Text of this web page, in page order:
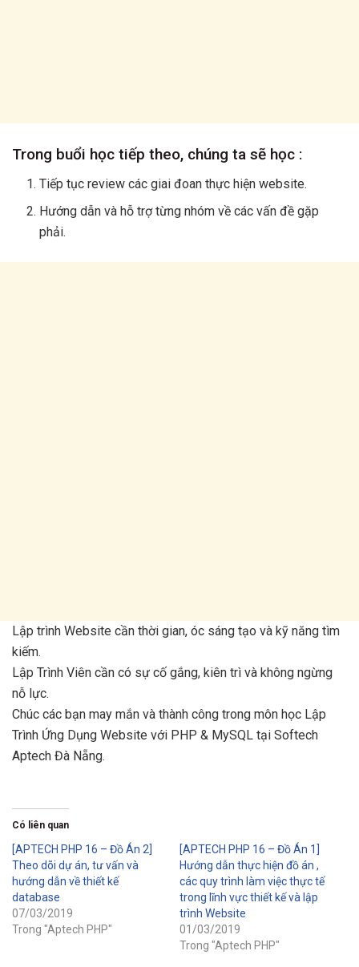
Trong buổi học tiếp theo, chúng ta sẽ học :
Tiếp tục review các giai đoan thực hiện website.
Hướng dẫn và hỗ trợ từng nhóm về các vấn đề gặp
phải.
Lập trình Website cần thời gian, óc sáng tạo và kỹ năng tìm
kiếm.
Lập Trình Viên cần có sự cố gắng, kiên trì và không ngừng
nỗ lực.
Chúc các bạn may mắn và thành công trong môn học Lập
Trình Ứng Dụng Website với PHP & MySQL tại Softech
Aptech Đà Nẵng.
Có liên quan
[APTECH PHP 16 – Đồ Án 2]
Theo dõi dự án, tư vấn và
hướng dẫn về thiết kế
database
07/03/2019
Trong "Aptech PHP"
[APTECH PHP 16 – Đồ Án 1]
Hướng dẫn thực hiện đồ án ,
các quy trình làm việc thực tế
trong lĩnh vực thiết kế và lập
trình Website
01/03/2019
Trong "Aptech PHP"